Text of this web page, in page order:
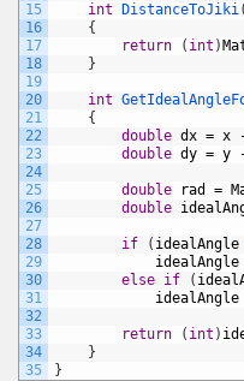
15
16
17
18
19
20
21
22
23
24
25
26
27
28
29
30
31
32
33
34
35
int DistanceToJiki(
{
return
( int )
}
int
{
double dx = x
double dy = y
double rad =
double
if ( idealAngle
idealAngle
else if (
idealAngle
return ( int )
}
}